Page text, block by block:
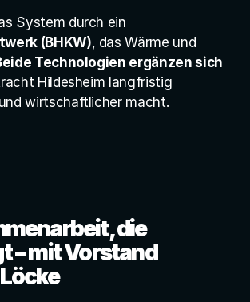
(BHKW), das Wärme und
Technologien ergänzen sich
Hildesheim langfristig
wirtschaftlicher macht.
die
– mit Vorstand